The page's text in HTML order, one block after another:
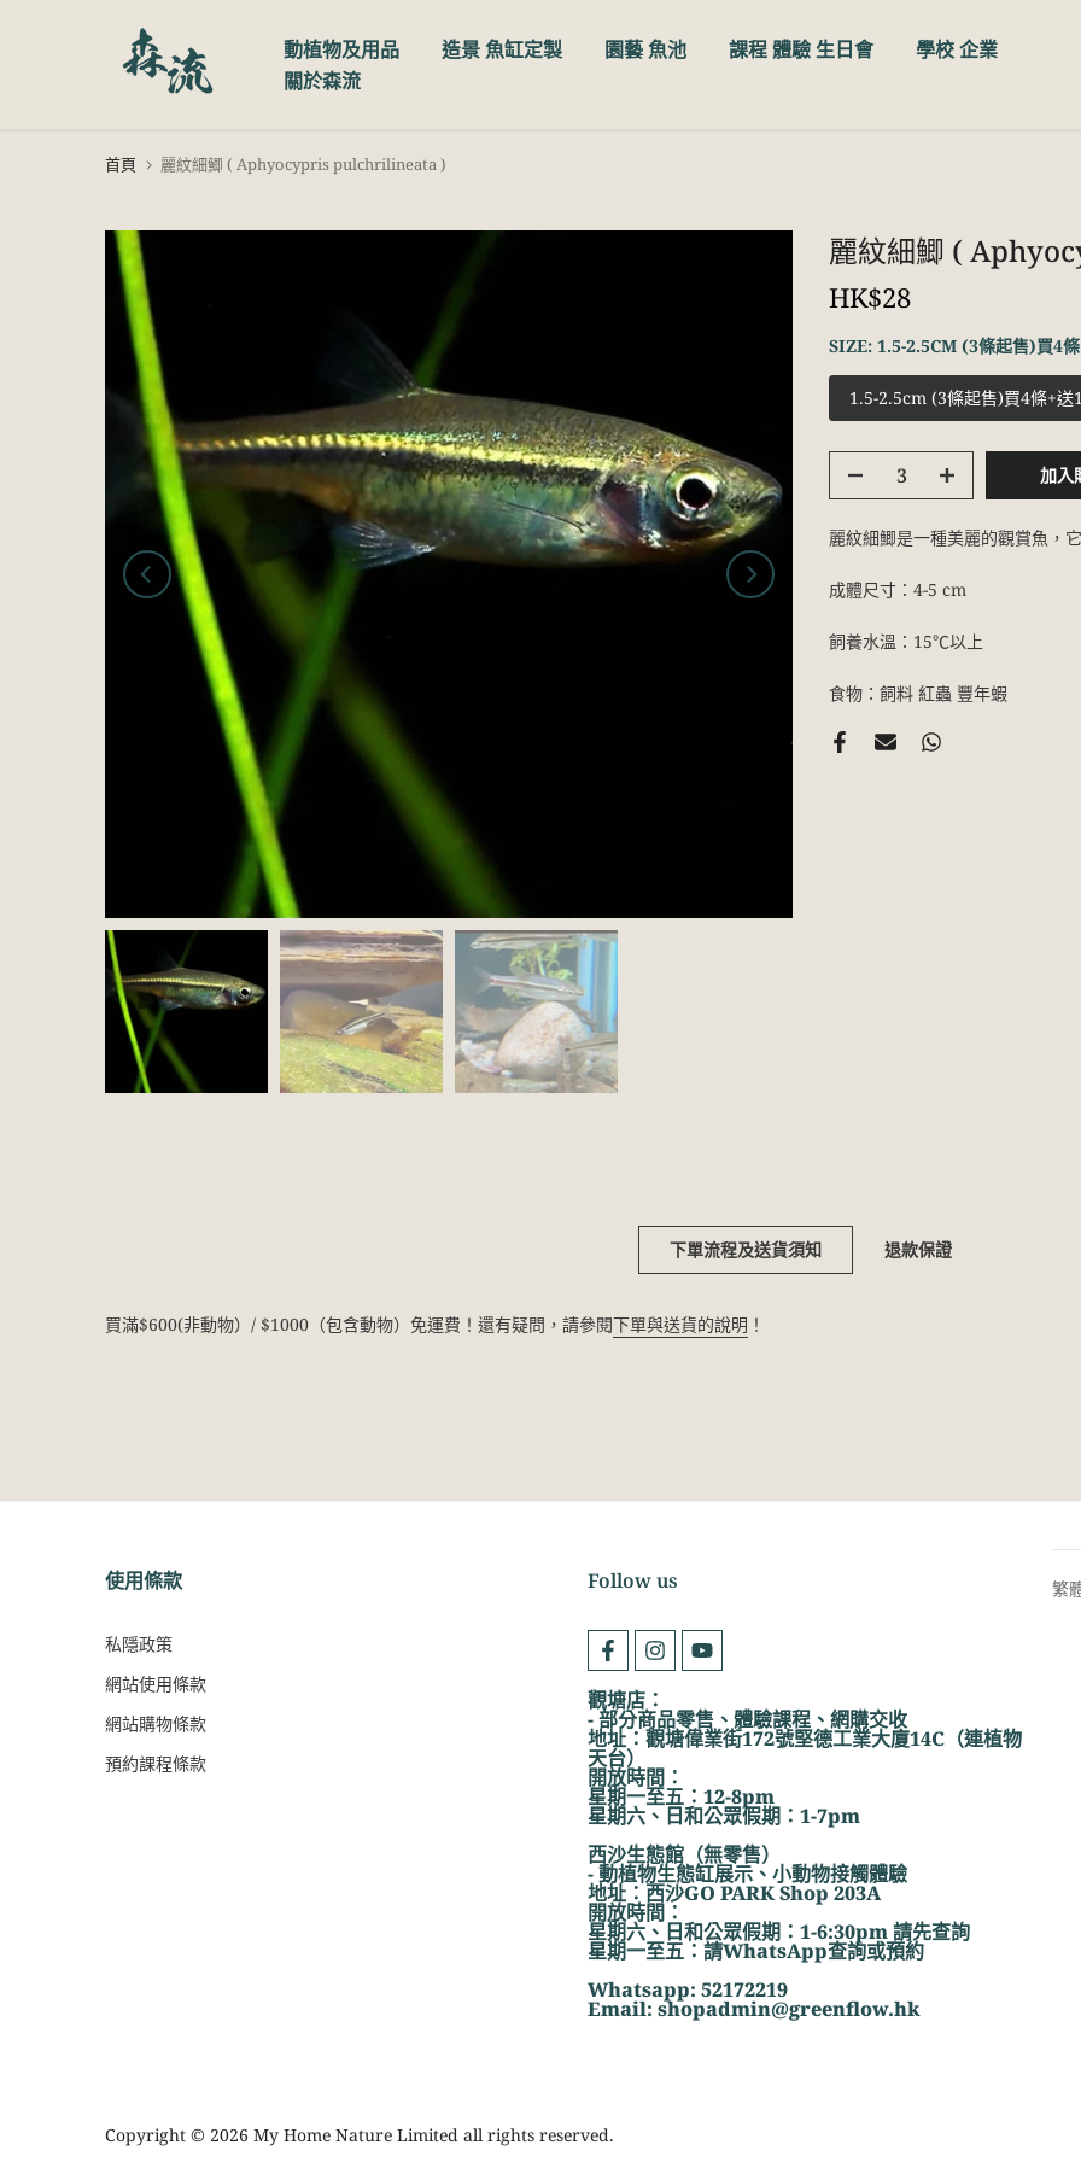
動植物及用品 造景 魚缸定製 園藝 魚池 課程 體驗 生日會
學校 企業
關於森流
首頁 麗紋細鯽 ( Aphyocypris pulchrilineata )
麗紋細鯽 (
HK$28
SIZE: 1.5-2.5CM (3條起售)買4
1.5-2.5cm (3條起售)買4條+送
加入
麗紋細鯽是一種美麗的觀賞魚，
成體尺寸：4-5 cm
飼養水溫：15℃以上
食物：飼料 紅蟲 豐年蝦
下單流程及送貨須知 退款保證
買滿$600(非動物）/ $1000（包含動物）免運費！還有疑問，請參閱下單與送貨的說明 ！
使用條款
私隱政策
網站使用條款
網站購物條款
預約課程條款
Follow us
觀塘店：
- 部分商品零售、體驗課程、網購交收
地址：觀塘偉業街172號堅德工業大廈14C（連植物
天台）
開放時間：
星期一至五：12-8pm
星期六、日和公眾假期：1-7pm
西沙生態館（無零售）
- 動植物生態缸展示、小動物接觸體驗
地址：西沙GO PARK Shop 203A
開放時間：
星期六、日和公眾假期：1-6:30pm 請先查詢
星期一至五：請WhatsApp查詢或預約
Whatsapp: 52172219
Email: shopadmin@greenflow.hk
繁
Copyright © 2026 My Home Nature Limited all rights reserved.